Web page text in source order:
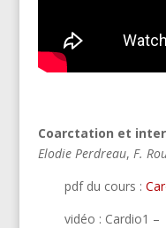
Coarctation et
Elodie Perdreau, F.
pdf du cours :
vidéo : Cardio1 –